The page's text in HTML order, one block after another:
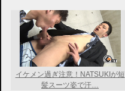
イケメン過ぎ注意！NATSUKIが短
髪スーツ姿で汗…